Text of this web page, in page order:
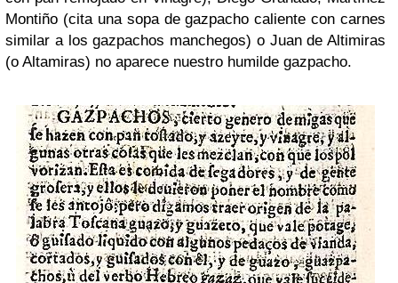
Montiño (cita una sopa de gazpacho caliente con carnes
similar a los gazpachos manchegos) o Juan de Altimiras
(o Altamiras) no aparece nuestro humilde gazpacho.